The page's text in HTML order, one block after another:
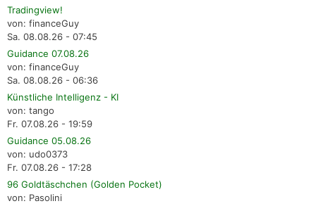
Tradingview!
von: financeGuy
Sa. 08.08.26 - 07:45
Guidance 07.08.26
von: financeGuy
Sa. 08.08.26 - 06:36
Künstliche Intelligenz - KI
von: tango
Fr. 07.08.26 - 19:59
Guidance 05.08.26
von: udo0373
Fr. 07.08.26 - 17:28
96 Goldtäschchen (Golden Pocket)
von: Pasolini